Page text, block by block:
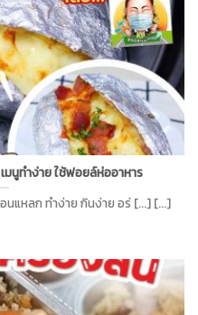
นูทำง่าย ใช้ฟอยล์ห่ออาหาร
นแหลก ทำง่าย กินง่าย อร่ [...] [...]